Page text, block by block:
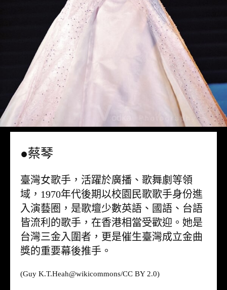
●蔡琴
臺灣女歌手，活躍於廣播、歌舞劇等領
域，1970年代後期以校園民歌歌手身份進
入演藝圈，是歌壇少數英語、國語、台語
皆流利的歌手，在香港相當受歡迎。她是
台灣三金入圍者，更是催生臺灣成立金曲
獎的重要幕後推手。
(Guy K.T.Heah@wikicommons/CC BY 2.0)